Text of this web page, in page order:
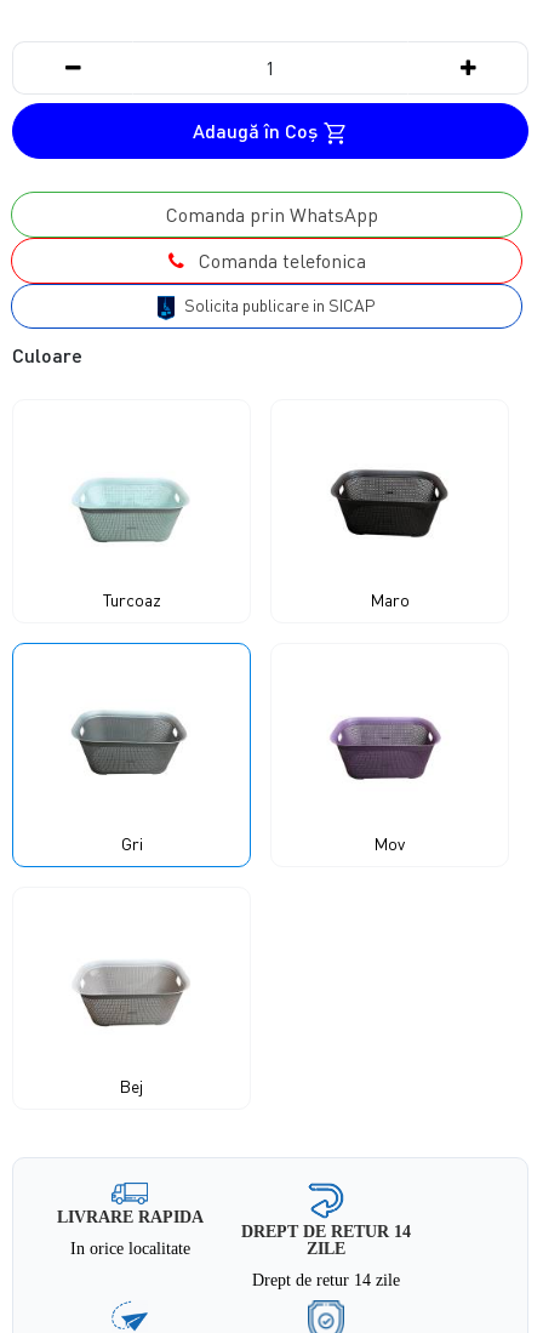
Adaugă în Coş
Comanda prin WhatsApp
Comanda telefonica
Solicita publicare in SICAP
Culoare
Turcoaz Maro
Gri Mov
Bej
LIVRARE RAPIDA
In orice localitate
DREPT DE RETUR 14
ZILE
Drept de retur 14 zile